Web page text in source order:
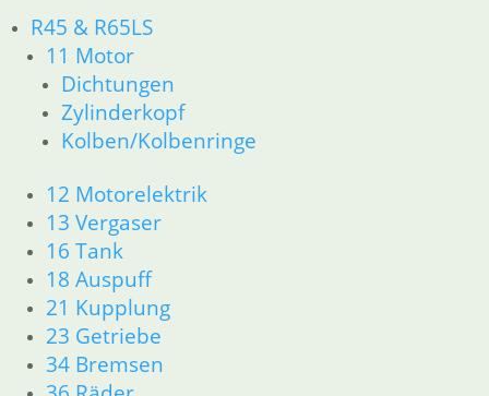
R45 & R65LS
11 Motor
Dichtungen
Zylinderkopf
Kolben/Kolbenringe
12 Motorelektrik
13 Vergaser
16 Tank
18 Auspuff
21 Kupplung
23 Getriebe
34 Bremsen
13 Vergaser
16 Tank
18 Auspuff
21 Kupplung
23 Getriebe
31 Telegabel
32 Lenkung
33 Antrieb
34 Bremsen
36 Räder
46 Rahmen & Verkleidung
51 Spiegel & Schlösser
52 Sitzbank
61 Fahrzeugelektrik